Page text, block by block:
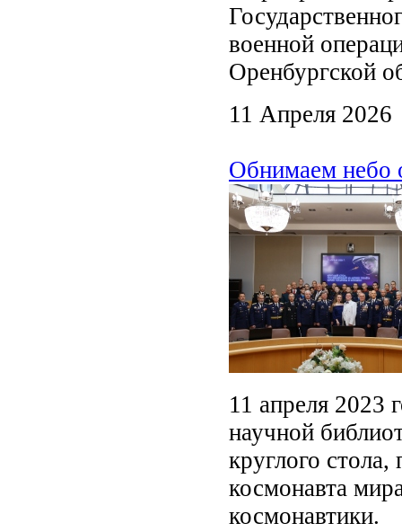
военной
Оренбургской
11 Апреля 2026
Обнимаем небо
11 апреля 2023
научной
круглого
космонавта
космонавтики.